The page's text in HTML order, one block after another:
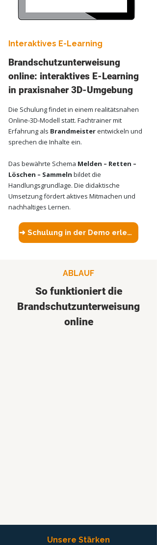
Interaktives E-Learning
Brandschutzunterweisung
online: interaktives E-Learning
in praxisnaher 3D-Umgebung
Die Schulung findet in einem realitätsnahen
Online-3D-Modell statt. Fachtrainer mit
Erfahrung als Brandmeisterentwickeln und
sprechen die Inhalte ein.
Das bewährte Schema Melden – Retten –
Löschen – Sammeln bildet die
Handlungsgrundlage. Die didaktische
Umsetzung fördert aktives Mitmachen und
nachhaltiges Lernen.
➜ Schulung in der Demo erleben
ABLAUF
So funktioniert die
Brandschutzunterweisung
online
Unsere Stärken